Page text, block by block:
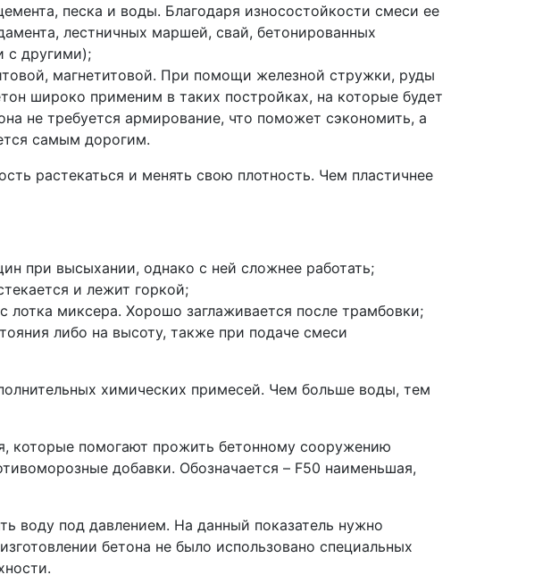
песка и воды. Благодаря износостойкости смеси ее
лестничных маршей, свай, бетонированных
с другими);
магнетитовой. При помощи железной стружки, руды
широко применим в таких постройках, на которые будет
не требуется армирование, что поможет сэкономить, а
самым дорогим.
растекаться и менять свою плотность. Чем пластичнее
при высыхании, однако с ней сложнее работать;
и лежит горкой;
миксера. Хорошо заглаживается после трамбовки;
либо на высоту, также при подаче смеси
химических примесей. Чем больше воды, тем
которые помогают прожить бетонному сооружению
добавки. Обозначается – F50 наименьшая,
воду под давлением. На данный показатель нужно
бетона не было использовано специальных